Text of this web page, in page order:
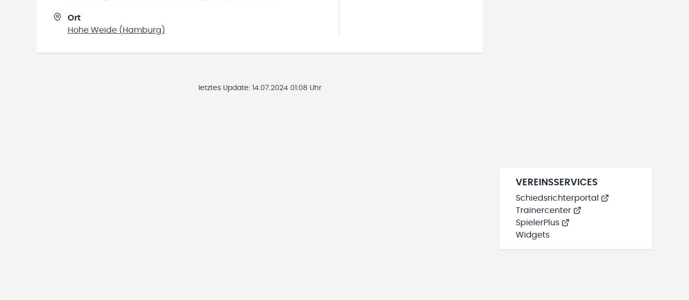
Ort
Hohe Weide ( Hamburg )
letztes Update: 14.07.2024 01:08 Uhr
VEREINSSERVICES
Schiedsrichterportal
Trainercenter
SpielerPlus
Widgets